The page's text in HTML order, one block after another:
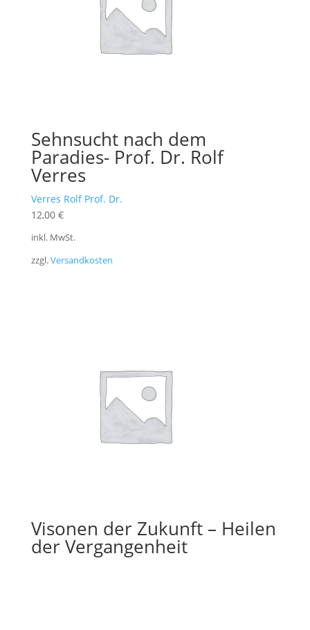
Sehnsucht nach dem
Paradies- Prof. Dr. Rolf
Verres
Verres Rolf Prof. Dr.
12,00 €
inkl. MwSt.
zzgl.Versandkosten
Visonen der Zukunft – Heilen
der Vergangenheit